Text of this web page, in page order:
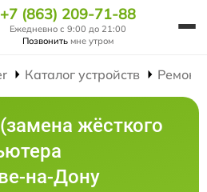
+7 (863) 209-71-88
Ежедневно с 9:00 до 21:00
Позвонить мне утром
Каталог устройств
жёсткого
на-Дону